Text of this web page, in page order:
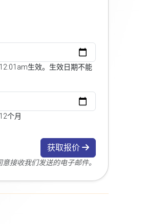
生效。生效日期不能
个月
获取报价
接收我们发送的电子邮件。